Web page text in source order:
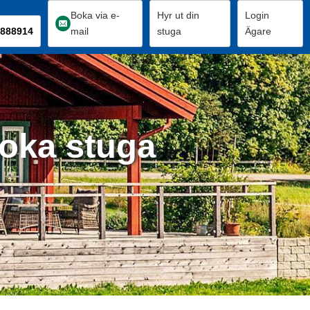
Boka via e-
mail
Hyr ut din
stuga
Login
Ägare
stuga